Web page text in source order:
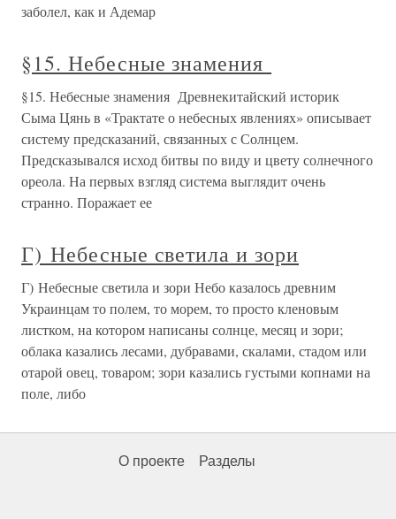
заболел, как и Адемар
§15. Небесные знамения
§15. Небесные знамения Древнекитайский историк
Сыма Цянь в «Трактате о небесных явлениях» описывает
систему предсказаний, связанных с Солнцем.
Предсказывался исход битвы по виду и цвету солнечного
ореола. На первых взгляд система выглядит очень
странно. Поражает ее
Г) Небесные светила и зори
Г) Небесные светила и зори Небо казалось древним
Украинцам то полем, то морем, то просто кленовым
листком, на котором написаны солнце, месяц и зори;
облака казались лесами, дубравами, скалами, стадом или
отарой овец, товаром; зори казались густыми копнами на
поле, либо
О проекте Разделы